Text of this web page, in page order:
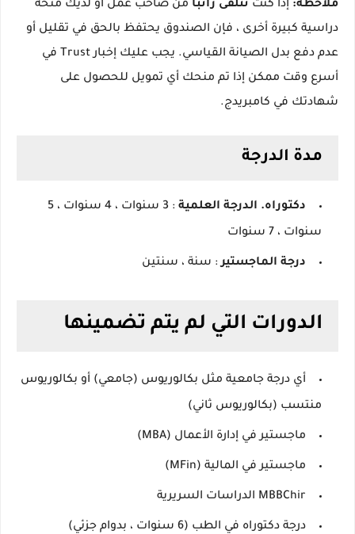
ملاحظة: إذا كنت تتلقى راتبًا من صاحب عمل أو لديك منحة
دراسية كبيرة أخرى ، فإن الصندوق يحتفظ بالحق في تقليل أو
عدم دفع بدل الصيانة القياسي.
يجب عليك إخبار Trust في
أسرع وقت ممكن إذا تم منحك أي تمويل للحصول على
شهادتك في كامبريدج.
مدة الدرجة
دكتوراه. الدرجة العلمية : 3 سنوات ، 4 سنوات ، 5
سنوات ، 7 سنوات
درجة الماجستير: سنة ، سنتين
الدورات التي لم يتم تضمينها
أي درجة جامعية مثل بكالوريوس (جامعي) أو بكالوريوس
منتسب (بكالوريوس ثاني)
ماجستير في إدارة الأعمال (MBA)
ماجستير في المالية (MFin)
MBBChir الدراسات السريرية
درجة دكتوراه في الطب (6 سنوات ، بدوام جزئي)